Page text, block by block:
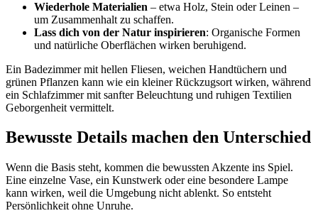
Wiederhole Materialien – etwa Holz, Stein oder Leinen –
um Zusammenhalt zu schaffen.
Lass dich von der Natur inspirieren: Organische Formen
und natürliche Oberflächen wirken beruhigend.
Ein Badezimmer mit hellen Fliesen, weichen Handtüchern und
grünen Pflanzen kann wie ein kleiner Rückzugsort wirken, während
ein Schlafzimmer mit sanfter Beleuchtung und ruhigen Textilien
Geborgenheit vermittelt.
Bewusste Details machen den Unterschied
Wenn die Basis steht, kommen die bewussten Akzente ins Spiel.
Eine einzelne Vase, ein Kunstwerk oder eine besondere Lampe
kann wirken, weil die Umgebung nicht ablenkt. So entsteht
Persönlichkeit ohne Unruhe.